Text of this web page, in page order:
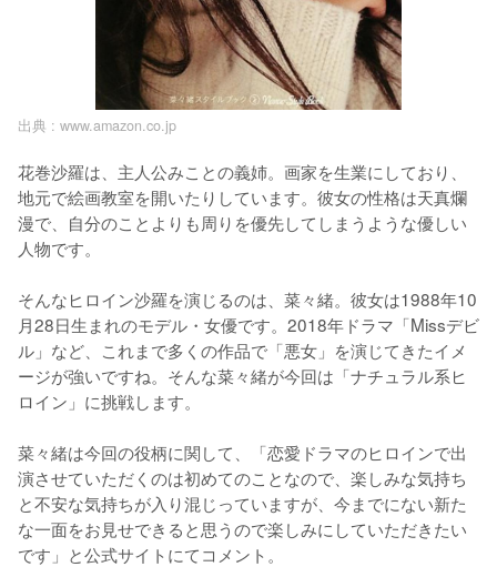
出典 : www.amazon.co.jp
花巻沙羅は、主人公みことの義姉。画家を生業にしており、
地元で絵画教室を開いたりしています。彼女の性格は天真爛
漫で、自分のことよりも周りを優先してしまうような優しい
人物です。
そんなヒロイン沙羅を演じるのは、菜々緒。彼女は1988年10
月28日生まれのモデル・女優です。2018年ドラマ「Missデビ
ル」など、これまで多くの作品で「悪女」を演じてきたイメ
ージが強いですね。そんな菜々緒が今回は「ナチュラル系ヒ
ロイン」に挑戦します。
菜々緒は今回の役柄に関して、「恋愛ドラマのヒロインで出
演させていただくのは初めてのことなので、楽しみな気持ち
と不安な気持ちが入り混じっていますが、今までにない新た
な一面をお見せできると思うので楽しみにしていただきたい
です」と公式サイトにてコメント。